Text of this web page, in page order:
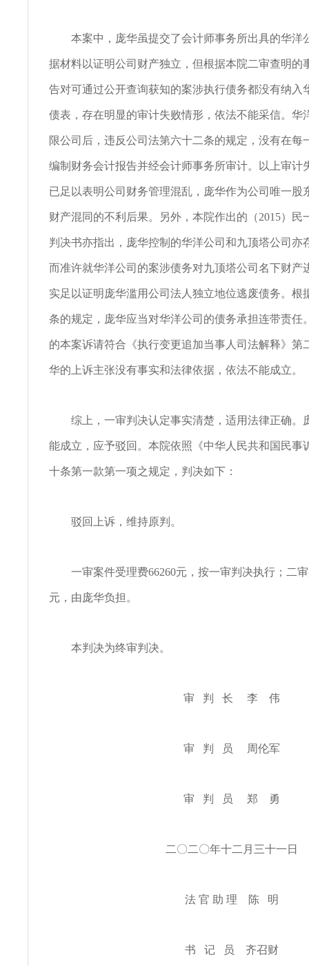
本案中，庞华虽提交了会计师事务所出具的华洋
据材料以证明公司财产独立，但根据本院二审查明的
告对可通过公开查询获知的案涉执行债务都没有纳入
债表，存在明显的审计失败情形，依法不能采信。华
限公司后，违反公司法第六十二条的规定，没有在每
编制财务会计报告并经会计师事务所审计。以上审计
已足以表明公司财务管理混乱，庞华作为公司唯一股
财产混同的不利后果。另外，本院作出的（2015）民
判决书亦指出，庞华控制的华洋公司和九顶塔公司亦
而准许就华洋公司的案涉债务对九顶塔公司名下财产
实足以证明庞华滥用公司法人独立地位逃废债务。根
条的规定，庞华应当对华洋公司的债务承担连带责任
的本案诉请符合《执行变更追加当事人司法解释》第
华的上诉主张没有事实和法律依据，依法不能成立。
综上，一审判决认定事实清楚，适用法律正确。
能成立，应予驳回。本院依照《中华人民共和国民事
十条第一款第一项之规定，判决如下：
驳回上诉，维持原判。
一审案件受理费66260元，按一审判决执行；二审
元，由庞华负担。
本判决为终审判决。
审 判 长 李 伟
审 判 员 周伦军
审 判 员 郑 勇
二〇二〇年十二月三十一日
法 官 助 理 陈 明
书 记 员 齐召财